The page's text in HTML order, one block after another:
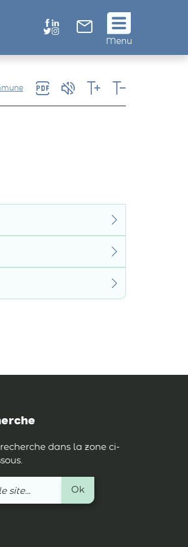
!
Menu
dans la zone ci-
Ok